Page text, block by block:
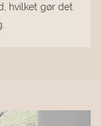
hvilket gør det